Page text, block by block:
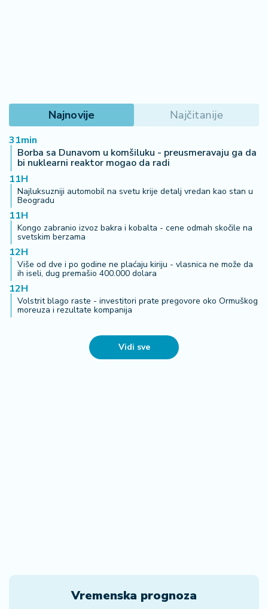
Najnovije Najčitanije
31min
Borba sa Dunavom u komšiluku - preusmeravaju ga da
bi nuklearni reaktor mogao da radi
11H
Najluksuzniji automobil na svetu krije detalj vredan kao stan u
Beogradu
11H
Kongo zabranio izvoz bakra i kobalta - cene odmah skočile na
svetskim berzama
12H
Više od dve i po godine ne plaćaju kiriju - vlasnica ne može da
ih iseli, dug premašio 400.000 dolara
12H
Volstrit blago raste - investitori prate pregovore oko Ormuškog
moreuza i rezultate kompanija
Vidi sve
Vremenska prognoza